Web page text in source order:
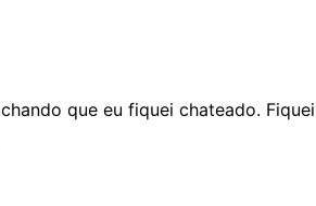
que eu fiquei chateado.